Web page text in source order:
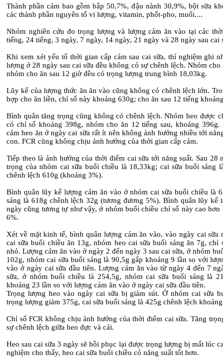
Thành phần cám bao gồm bắp 50,7%, đậu nành 30,9%, bột sữa
các thành phần nguyên tố vi lượng, vitamin, phốt-pho, muối....
Nhóm nghiên cứu đo trọng lượng và lượng cám ăn vào tại các
tiếng, 24 tiếng, 3 ngày, 7 ngày, 14 ngày, 21 ngày và 28 ngày sau cai
Khi xem xét yếu tố thời gian cấp cám sau cai sữa, thí nghiệm ghi
lượng ở 28 ngày sau cai sữa đều không có sự chênh lệch. Nhóm cho
nhóm cho ăn sau 12 giờ đều có trọng lượng trung bình 18,03kg.
Lũy kế của lượng thức ăn ăn vào cũng không có chênh lệch lớn.
hợp cho ăn liền, chỉ số này khoảng 630g; cho ăn sau 12 tiếng
Bình quân tăng trọng cũng không có chênh lệch. Nhóm heo được
có chỉ số khoảng 398g, nhóm cho ăn 12 tiếng sau, khoảng 396g.
cám heo ăn ở ngày cai sữa rất ít nên không ảnh hưởng nhiều tới
con. FCR cũng không chịu ảnh hưởng của thời gian cấp cám.
Tiếp theo là ảnh hưởng của thời điểm cai sữa tới năng suất. Sau 28
trọng của nhóm cai sữa buổi chiều là 18,33kg; cai sữa buổi sáng
chênh lệch 610g (khoảng 3%).
Bình quân lũy kế lượng cám ăn vào ở nhóm cai sữa buổi chiều là
sáng là 618g chênh lệch 32g (tương đương 5%). Bình quân lũy kế
ngày cũng tương tự như vậy, ở nhóm buổi chiều chỉ số này cao hơn
6%.
Xét về mặt kinh tế, bình quân lượng cám ăn vào, vào ngày cai sữa
cai sữa buổi chiều ăn 13g, nhóm heo cai sữa buổi sáng ăn 7g, chỉ
nhỏ. Lượng cám ăn vào ở ngày 2 đến ngày 3 sau cai sữa, ở nhóm
102g, nhóm cai sữa buổi sáng là 90,5g gấp khoảng 9 lần so với
vào ở ngày cai sữa đầu tiên. Lượng cám ăn vào từ ngày 4 đến 7
sữa, ở nhóm buổi chiều là 254,5g, nhóm cai sữa buổi sáng là
khoảng 23 lần so với lượng cám ăn vào ở ngày cai sữa đầu tiên.
Trọng lượng heo vào ngày cai sữa bị giảm sút. Ở nhóm cai sữa
trọng lượng giảm 375g, cai sữa buổi sáng là 425g chênh lệch
Chỉ số FCR không chịu ảnh hưởng của thời điểm cai sữa. Tăng
sự chênh lệch giữa heo đực và cái.
Heo sau cai sữa 3 ngày sẽ hồi phục lại được trọng lượng bị mất lúc
nghiệm cho thấy, heo cai sữa buổi chiều có năng suất tốt hơn.